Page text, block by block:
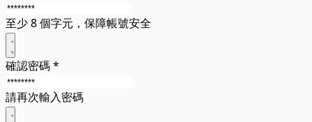
至少 8 個字元，保障帳號安全
確認密碼*
請再次輸入密碼